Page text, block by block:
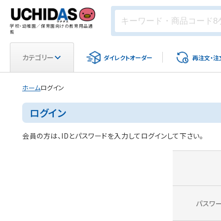
学校・幼稚園／保育園向けの教育用品通
販
カテゴリー ダイレクトオーダー 再注文・注
ホームログイン
ログイン
会員の方は、IDとパスワードを入力してログインして下さい。
パスワ